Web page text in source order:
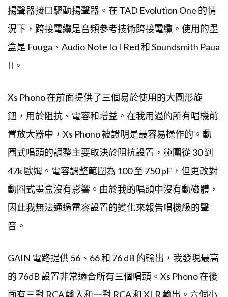
II。
圈式唱頭的調整主要取決於阻抗設置，範圍從 30 到
47k 歐姆。電容調整範圍為 100 至 750 pF，但更改對
動圈式墨盒沒有影響。由於我的唱頭中沒有動磁體，
因此我無法通過電容設置的變化來報告唱機級的聲
音。
按鈕排列在前機箱的右側，控制輸入 1、2、3，然後
是保存、高通濾波器和靜音。高通濾波器截止低於
20 Hz 的信號。很多時候，高通和低通濾波器的功能